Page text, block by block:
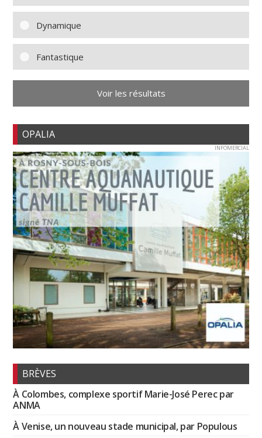
Dynamique
Fantastique
Voir les résultats
OPALIA
INFOMERCIAL
BRÈVES
À Colombes, complexe sportif Marie-José Perec par
ANMA
À Venise, un nouveau stade municipal, par Populous